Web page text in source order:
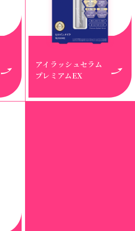
アイラッシュセラム
プレミアムEX